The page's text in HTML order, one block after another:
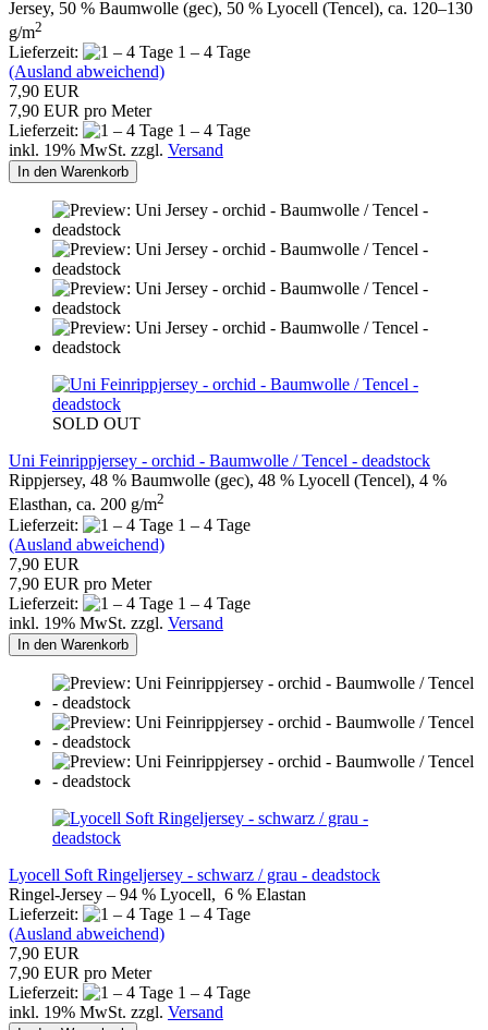
Jersey, 50 % Baumwolle (gec), 50 % Lyocell (Tencel), ca. 120–130
g/m2
Lieferzeit:
1 – 4 Tage
(Ausland abweichend)
7,90 EUR
7,90 EUR pro Meter
Lieferzeit:
1 – 4 Tage
inkl. 19% MwSt. zzgl. Versand
In den Warenkorb
SOLD OUT
Uni Feinrippjersey - orchid - Baumwolle / Tencel - deadstock
Rippjersey, 48 % Baumwolle (gec), 48 % Lyocell (Tencel), 4 %
Elasthan, ca. 200 g/m2
Lieferzeit:
1 – 4 Tage
(Ausland abweichend)
7,90 EUR
7,90 EUR pro Meter
Lieferzeit:
1 – 4 Tage
inkl. 19% MwSt. zzgl. Versand
In den Warenkorb
Lyocell Soft Ringeljersey - schwarz / grau - deadstock
Ringel-Jersey – 94 % Lyocell, 6 % Elastan
Lieferzeit:
1 – 4 Tage
(Ausland abweichend)
7,90 EUR
7,90 EUR pro Meter
Lieferzeit:
1 – 4 Tage
inkl. 19% MwSt. zzgl. Versand